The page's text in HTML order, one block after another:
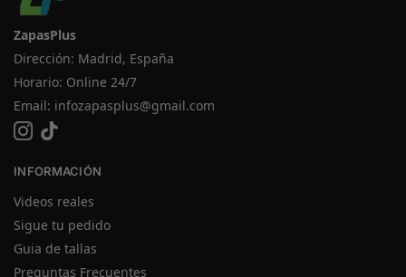
ZapasPlus
Dirección: Madrid, España
Horario: Online 24/7
Email: infozapasplus@gmail.com
INFORMACIÓN
Videos reales
Sigue tu pedido
Guia de tallas
Preguntas Frecuentes